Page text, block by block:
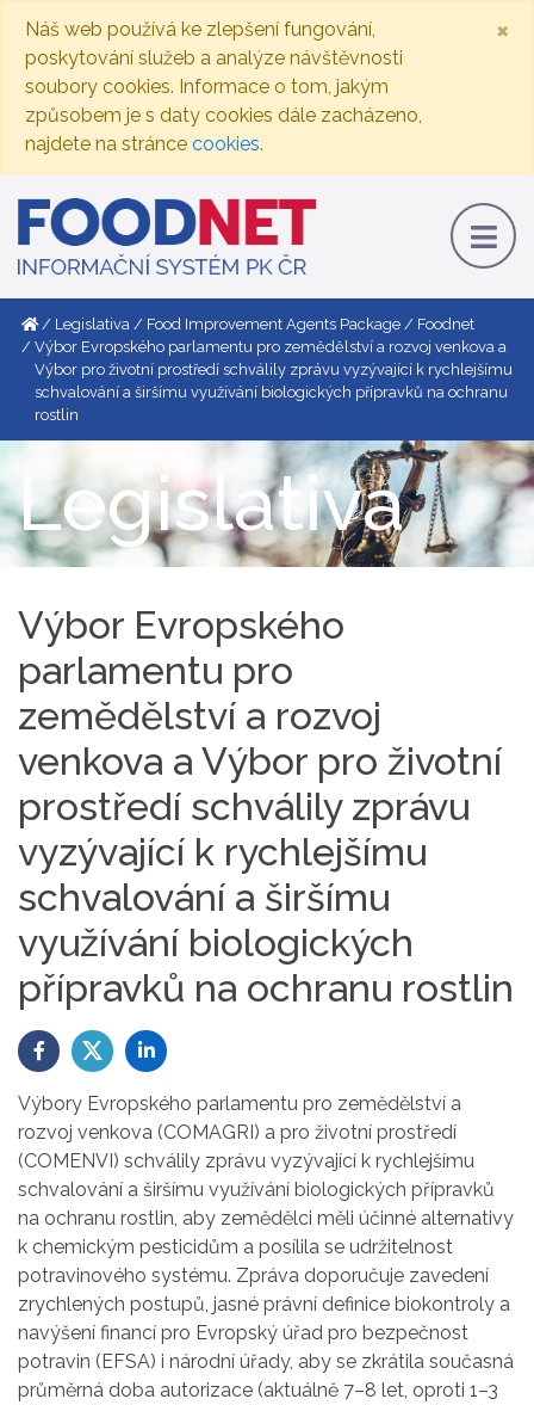
Náš web používá ke zlepšení fungování,
poskytování služeb a analýze návštěvnosti
soubory cookies. Informace o tom, jakým
způsobem je s daty cookies dále zacházeno,
najdete na stránce cookies.
×
Legislativa Food Improvement Agents Package
Foodnet
Výbor Evropského parlamentu pro zemědělství a rozvoj venkova a
Výbor pro životní prostředí schválily zprávu vyzývající k rychlejšímu
schvalování a širšímu využívání biologických přípravků na ochranu
rostlin
Legislativa
Výbor Evropského
parlamentu pro
zemědělství a rozvoj
venkova a Výbor pro životní
prostředí schválily zprávu
vyzývající k rychlejšímu
schvalování a širšímu
využívání biologických
přípravků na ochranu rostlin
Výbory Evropského parlamentu pro zemědělství a
rozvoj venkova (COMAGRI) a pro životní prostředí
(COMENVI) schválily zprávu vyzývající k rychlejšímu
schvalování a širšímu využívání biologických přípravků
na ochranu rostlin, aby zemědělci měli účinné alternativy
k chemickým pesticidům a posílila se udržitelnost
potravinového systému. Zpráva doporučuje zavedení
zrychlených postupů, jasné právní definice biokontroly a
navýšení financí pro Evropský úřad pro bezpečnost
potravin (EFSA) i národní úřady, aby se zkrátila současná
průměrná doba autorizace (aktuálně 7–8 let, oproti 1–3